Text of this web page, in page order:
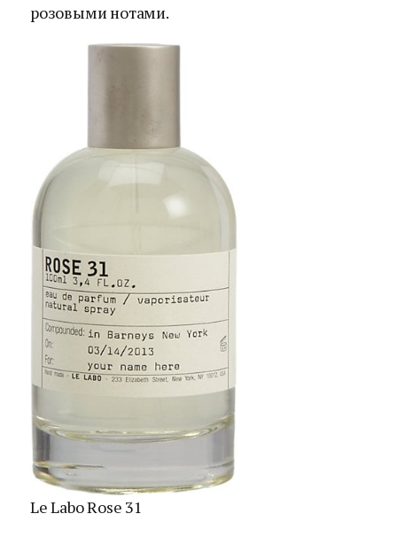
розовыми нотами.
Le Labo Rose 31